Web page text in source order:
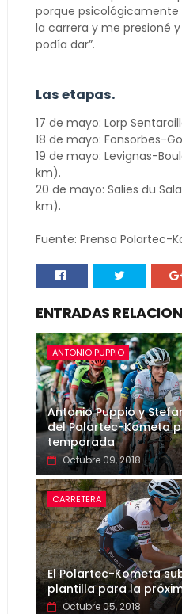
porque
la carrera y me presioné
podía dar”.
Las etapas.
17 de mayo: Lorp
18 de mayo: Fonsorbes-
19 de mayo: Levignas-
km).
20 de mayo: Salies du
km).
Fuente: Prensa Polartec-
ENTRADAS
ANTONIO PUPPIO
Antonio Puppio y
del Polartec-Kometa
temporada
Octubre 09, 2018
CARRETERA
El Polartec-Kometa
plantilla para la
Octubre 05, 2018